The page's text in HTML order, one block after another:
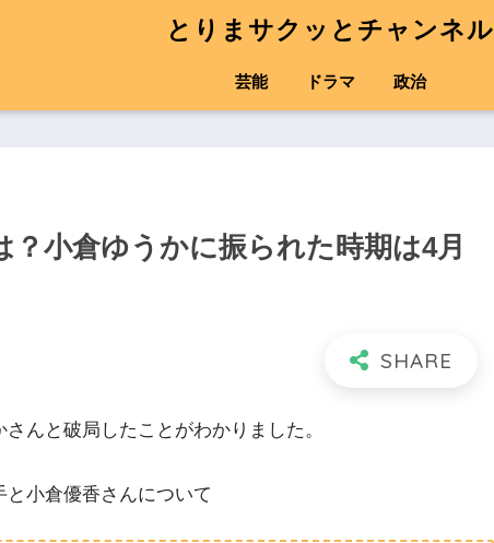
とりまサクッとチャンネル
芸能 ドラマ 政治
？小倉ゆうかに振られた時期は4月
んと破局したことがわかりました。
小倉優香さんについて